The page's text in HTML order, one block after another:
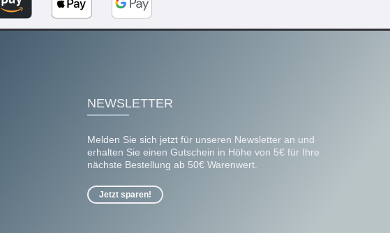
NEWSLETTER
Melden Sie sich jetzt für unseren Newsletter an und
erhalten Sie einen Gutschein in Höhe von 5€ für Ihre
nächste Bestellung ab 50€ Warenwert.
Jetzt sparen!